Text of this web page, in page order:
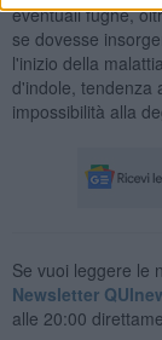
eventuali fughe,
se dovesse
l'inizio della malattia.
d'indole, tendenza
impossibilità alla
Se vuoi leggere le
Newsletter
alle 20:00